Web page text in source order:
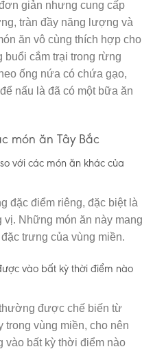
giản nhưng cung cấp
tràn đầy năng lượng và
ăn vô cùng thích hợp cho
cắm trại trong rừng
ống nứa có chứa gạo,
nấu là đã có một bữa ăn
món ăn Tây Bắc
với các món ăn khác của
đặc điểm riêng, đặc biệt là
Những món ăn này mang
trưng của vùng miền.
vào bất kỳ thời điểm nào
được chế biến từ
trong vùng miền, cho nên
vào bất kỳ thời điểm nào